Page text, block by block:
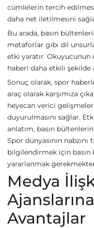
cümlelerin tercih
daha net iletilmesini
Bu arada, basın
metaforlar gibi dil
etki yaratır.
haberi daha etkili şekilde
Sonuç olarak, spor
araç olarak karşımıza
heyecan verici
duyurulmasını sağlar.
anlatım, basın
Spor dünyasının
bilgilendirmek için
yararlanmak
Medya
Avantajlar